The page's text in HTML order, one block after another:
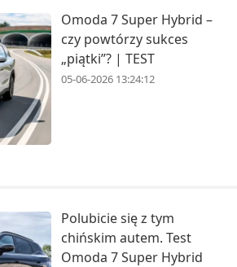
Omoda 7 Super Hybrid –
czy powtórzy sukces
„piątki”? | TEST
05-06-2026 13:24:12
Polubicie się z tym
chińskim autem. Test
Omoda 7 Super Hybrid